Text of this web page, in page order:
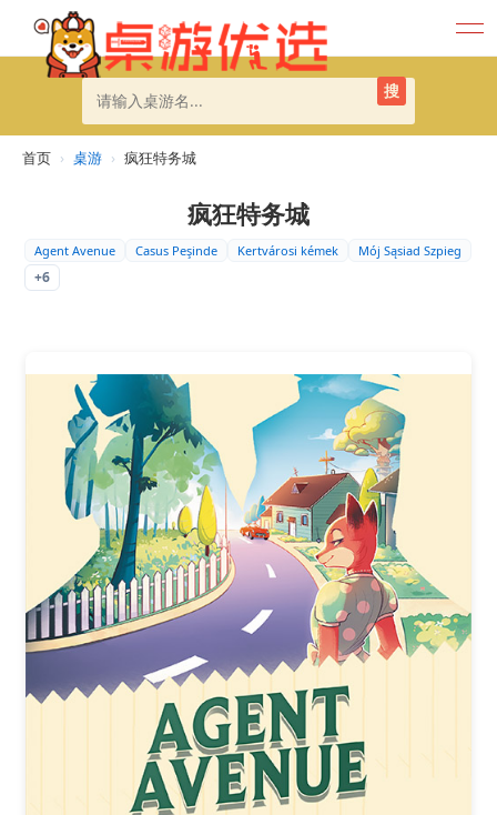
搜
首页 › 桌游 › 疯狂特务城
疯狂特务城
Agent Avenue Casus Peşinde Kertvárosi kémek Mój Sąsiad Szpieg
+6